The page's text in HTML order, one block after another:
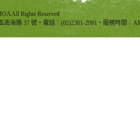
All Rights Reserved
南海路 37 號‧電話：(02)2381-2991‧服務時間：